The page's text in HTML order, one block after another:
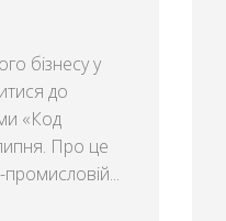
бізнесу у
до
«Код
липня. Про це